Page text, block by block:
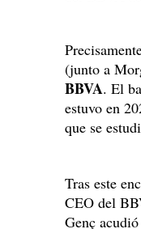
(junto a
BBVA. El
estuvo en
que se
Tras este
CEO del
Genç